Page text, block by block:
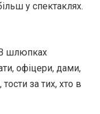
у спектаклях.
шлюпках
офіцери, дами,
за тих, хто в